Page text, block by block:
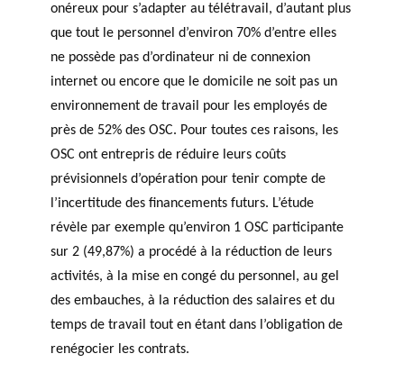
onéreux pour s’adapter au télétravail, d’autant plus
que tout le personnel d’environ 70% d’entre elles
ne possède pas d’ordinateur ni de connexion
internet ou encore que le domicile ne soit pas un
environnement de travail pour les employés de
près de 52% des OSC. Pour toutes ces raisons, les
OSC ont entrepris de réduire leurs coûts
prévisionnels d’opération pour tenir compte de
l’incertitude des financements futurs. L’étude
révèle par exemple qu’environ 1 OSC participante
sur 2 (49,87%) a procédé à la réduction de leurs
activités, à la mise en congé du personnel, au gel
des embauches, à la réduction des salaires et du
temps de travail tout en étant dans l’obligation de
renégocier les contrats.